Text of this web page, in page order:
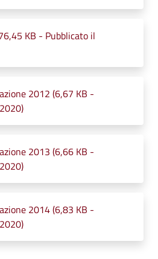
KB - Pubblicato il
2012 (6,67 KB -
2013 (6,66 KB -
2014 (6,83 KB -